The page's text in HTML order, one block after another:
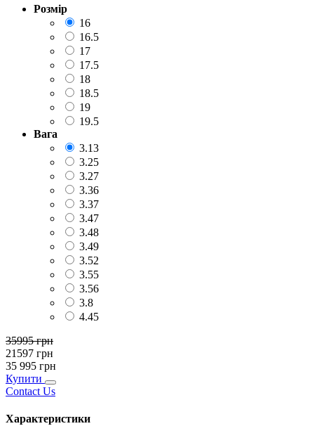
Розмір
16
16.5
17
17.5
18
18.5
19
19.5
Вага
3.13
3.25
3.27
3.36
3.37
3.47
3.48
3.49
3.52
3.55
3.56
3.8
4.45
35995грн
21597 грн
35 995 грн
Купити
Contact Us
Характеристики